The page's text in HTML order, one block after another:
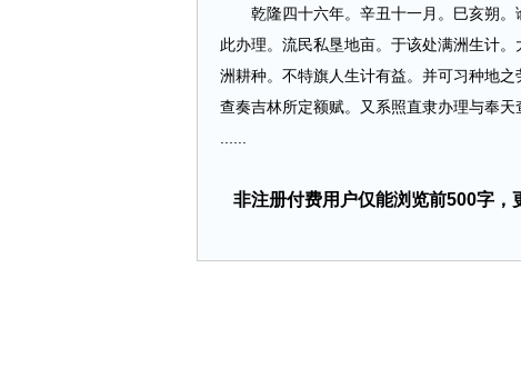
乾隆四十六年。辛丑十一月。巳亥朔。
此办理。流民私垦地亩。于该处满洲生计
洲耕种。不特旗人生计有益。并可习种地
查奏吉林所定额赋。又系照直隶办理与奉
非注册付费用户仅能浏览前500字，